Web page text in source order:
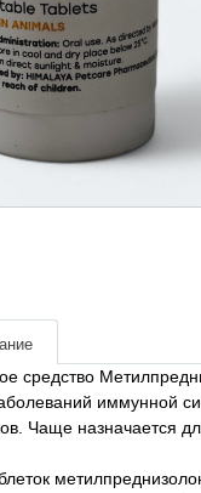
средство
иммунной
Чаще назначается